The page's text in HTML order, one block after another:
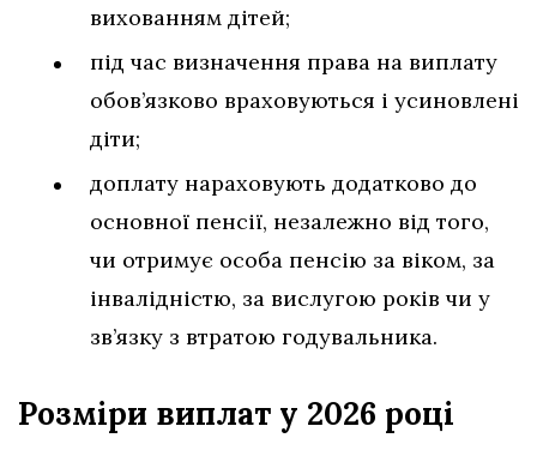
вихованням дітей;
під час визначення права на виплату
обов’язково враховуються і усиновлені
діти;
доплату нараховують додатково до
основної пенсії, незалежно від того,
чи отримує особа пенсію за віком, за
інвалідністю, за вислугою років чи у
зв’язку з втратою годувальника.
Розміри виплат у 2026 році